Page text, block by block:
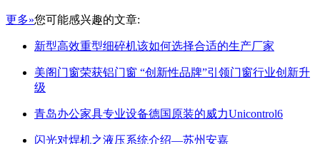
更多»您可能感兴趣的文章:
新型高效重型细碎机该如何选择合适的生产厂家
美阁门窗荣获铝门窗 “创新性品牌”引领门窗行业创新升
级
青岛办公家具专业设备德国原装的威力Unicontrol6
闪光对焊机之液压系统介绍—苏州安嘉